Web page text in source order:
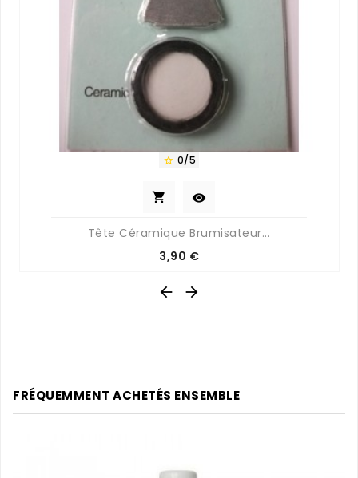
 0/5
 
Tête Céramique Brumisateur...
Prix
3,90 €
 
FRÉQUEMMENT ACHETÉS ENSEMBLE